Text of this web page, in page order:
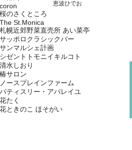
恵波ひでお
coron
桜のさくところ
The St.Monica
札幌近郊野菜直売所 あい菜亭
サッポロクラシックバー
サンマルシェ計画
シゼントトモニイキルコト
清水しおり
椿サロン
ノースプレインファーム
パティスリー・アパレイユ
花たく
花ときのこ ほそがい